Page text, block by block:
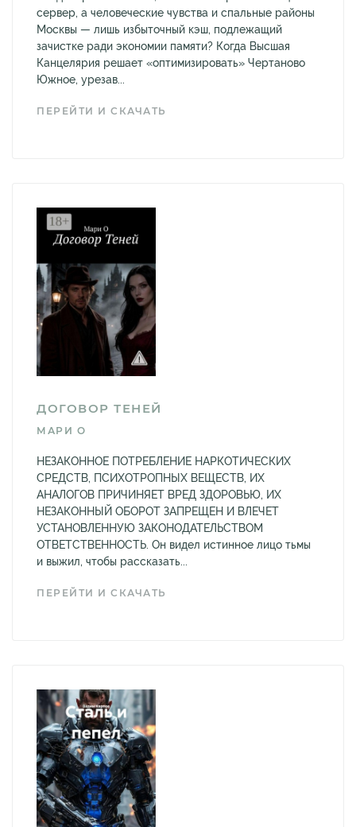
сервер, а человеческие чувства и спальные районы
Москвы — лишь избыточный кэш, подлежащий
зачистке ради экономии памяти? Когда Высшая
Канцелярия решает «оптимизировать» Чертаново
Южное, урезав...
ПЕРЕЙТИ И СКАЧАТЬ
ДОГОВОР ТЕНЕЙ
МАРИ О
НЕЗАКОННОЕ ПОТРЕБЛЕНИЕ НАРКОТИЧЕСКИХ
СРЕДСТВ, ПСИХОТРОПНЫХ ВЕЩЕСТВ, ИХ
АНАЛОГОВ ПРИЧИНЯЕТ ВРЕД ЗДОРОВЬЮ, ИХ
НЕЗАКОННЫЙ ОБОРОТ ЗАПРЕЩЕН И ВЛЕЧЕТ
УСТАНОВЛЕННУЮ ЗАКОНОДАТЕЛЬСТВОМ
ОТВЕТСТВЕННОСТЬ. Он видел истинное лицо тьмы
и выжил, чтобы рассказать...
ПЕРЕЙТИ И СКАЧАТЬ